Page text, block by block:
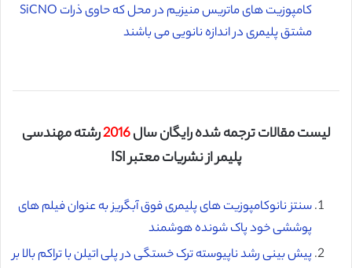
کامپوزیت های ماتریس منیزیم در محل که حاوی ذرات SiCNO
مشتق پلیمری در اندازه نانویی می باشند
لیست مقالات ترجمه شده رایگان سال2016رشته مهندسی
پلیمر از نشریات معتبر ISI
سنتز نانوکامپوزیت های پلیمری فوق آبگریز به عنوان فیلم های
پوششی خود پاک شونده هوشمند
پیش بینی رشد ناپیوسته ترک خستگی در پلی اتیلن با تراکم بالا بر